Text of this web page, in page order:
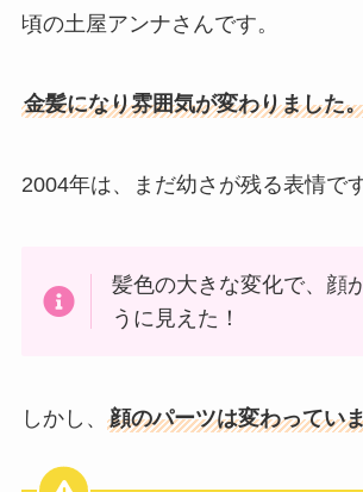
頃の土屋アンナさんです。
金髪になり雰囲気が変わりました
2004年は、まだ幼さが残る表情です
髪色の大きな変化で、顔
うに見えた！
しかし、 顔のパーツは変わってい